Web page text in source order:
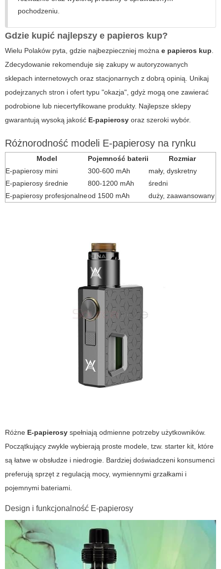
pochodzeniu.
Gdzie kupić najlepszy e papieros kup?
Wielu Polaków pyta, gdzie najbezpieczniej można e papieros kup.
Zdecydowanie rekomenduje się zakupy w autoryzowanych
sklepach internetowych oraz stacjonarnych z dobrą opinią. Unikaj
podejrzanych stron i ofert typu "okazja", gdyż mogą one zawierać
podrobione lub niecertyfikowane produkty. Najlepsze sklepy
gwarantują wysoką jakość E-papierosy oraz szeroki wybór.
Różnorodność modeli E-papierosy na rynku
Model Pojemność baterii
Rozmiar
E-papierosy mini
300-600 mAh
mały, dyskretny
E-papierosy średnie
800-1200 mAh
średni
E-papierosy profesjonalneod 1500 mAh duży, zaawansowany
Różne E-papierosy spełniają odmienne potrzeby użytkowników.
Początkujący zwykle wybierają proste modele, tzw. starter kit, które
są łatwe w obsłudze i niedrogie. Bardziej doświadczeni konsumenci
preferują sprzęt z regulacją mocy, wymiennymi grzałkami i
pojemnymi bateriami.
Design i funkcjonalność E-papierosy